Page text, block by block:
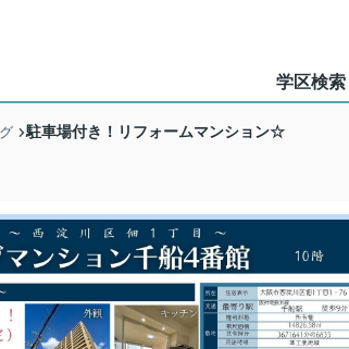
学区検索
駐車場付き！リフォームマンション☆